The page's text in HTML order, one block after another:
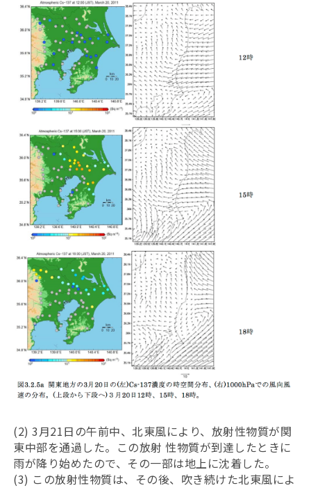
(2) 3月21日の午前中、北東風により、放射性物質が関
東中部を通過した。この放射 性物質が到達したときに
雨が降り始めたので、その一部は地上に沈着した。
(3) この放射性物質は、その後、吹き続けた北東風によ